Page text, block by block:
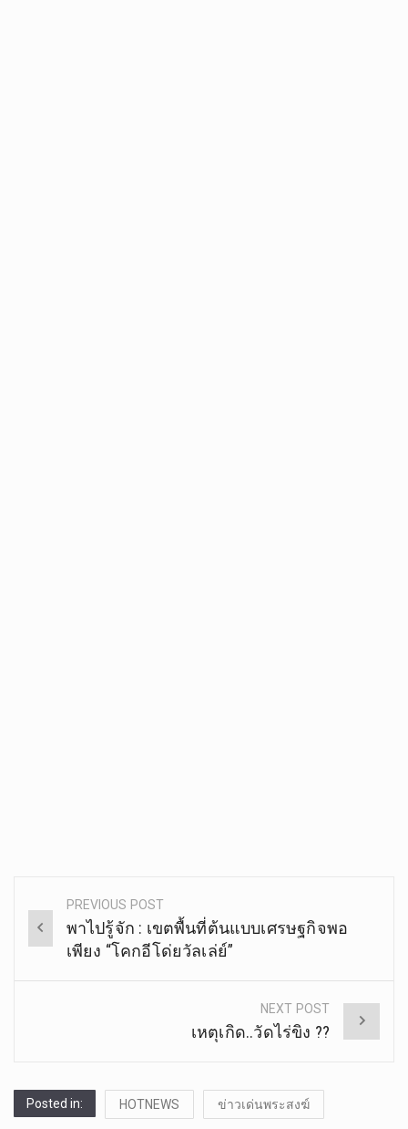
Post
navigation
PREVIOUS POST
พาไปรู้จัก : เขตพื้นที่ต้นแบบเศรษฐกิจพอ
เพียง “โคกอีโด่ยวัลเล่ย์”
NEXT POST
เหตุเกิด..วัดไร่ขิง ??
Posted in: HOTNEWS ข่าวเด่นพระสงฆ์